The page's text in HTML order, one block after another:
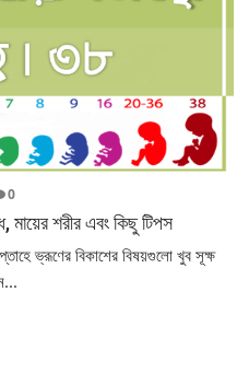
0
মায়ের শরীর এবং কিছু টিপস
ভ্রূণের বিকাশের বিষয়গুলো খুব সূক্ষ